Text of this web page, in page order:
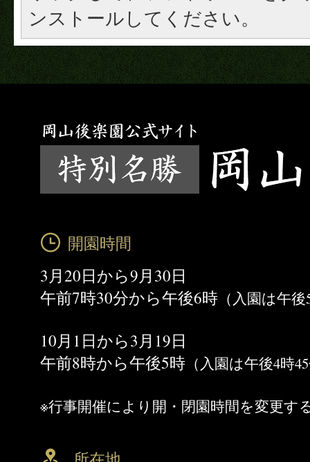
ンストールしてください。
開園時間
3月20日から9月30日
午前7時30分から午後6時 （入園は午
10月1日から3月19日
午前8時から午後5時 （入園は午後4時
※行事開催により開・閉園時間を変更す